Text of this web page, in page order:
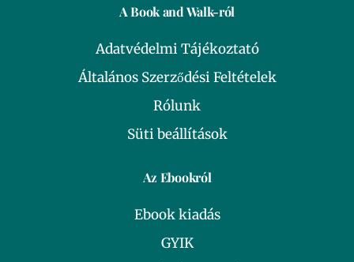
A Book and Walk-ról
Adatvédelmi Tájékoztató
Általános Szerződési Feltételek
Rólunk
Süti beállítások
Az Ebookról
Ebook kiadás
GYIK